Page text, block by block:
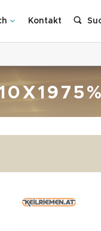
Kontakt